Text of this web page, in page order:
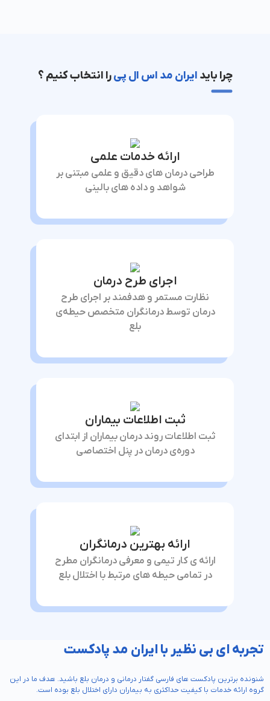
چرا باید ایران مد اس ال پیرا انتخاب کنیم ؟
ارائه خدمات علمی
طراحی درمان های دقیق و علمی مبتنی بر
شواهد و داده های بالینی
اجرای طرح درمان
نظارت مستمر و هدفمند بر اجرای طرح
درمان توسط درمانگران متخصص حیطه‌ی
بلع
ثبت اطلاعات بیماران
ثبت اطلاعات روند درمان بیماران از ابتدای
دوره‌ی درمان در پنل اختصاصی
ارائه بهترین درمانگران
ارائه ‌ی کار تیمی و معرفی درمانگران مطرح
در تمامی حیطه‌ های مرتبط با اختلال بلع
تجربه ای بی نظیر با ایران مد پادکست
شنونده برترین پادکست های فارسی گفتار درمانی و درمان بلع باشید. هدف ما در این
گروه ارائه خدمات با کیفیت حداکثری به بیماران دارای اختلال بلع بوده است.